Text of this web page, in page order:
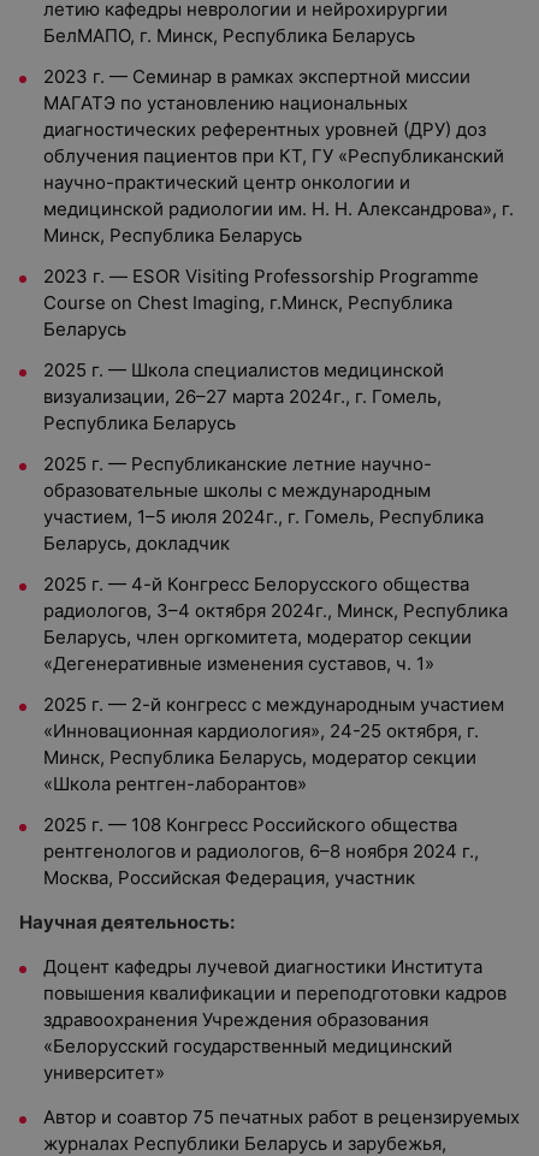
летию кафедры неврологии и нейрохирургии
БелМАПО, г. Минск, Республика Беларусь
2023 г. — Семинар в рамках экспертной миссии
МАГАТЭ по установлению национальных
диагностических референтных уровней (ДРУ) доз
облучения пациентов при КТ, ГУ «Республиканский
научно-практический центр онкологии и
медицинской радиологии им. Н. Н. Александрова», г.
Минск, Республика Беларусь
2023 г. — ESOR Visiting Professorship Programme
Course on Chest Imaging, г.Минск, Республика
Беларусь
2025 г. — Школа специалистов медицинской
визуализации, 26–27 марта 2024г., г. Гомель,
Республика Беларусь
2025 г. — Республиканские летние научно-
образовательные школы с международным
участием, 1–5 июля 2024г., г. Гомель, Республика
Беларусь, докладчик
2025 г. — 4-й Конгресс Белорусского общества
радиологов, 3–4 октября 2024г., Минск, Республика
Беларусь, член оргкомитета, модератор секции
«Дегенеративные изменения суставов, ч. 1»
2025 г. — 2-й конгресс с международным участием
«Инновационная кардиология», 24-25 октября, г.
Минск, Республика Беларусь, модератор секции
«Школа рентген-лаборантов»
2025 г. — 108 Конгресс Российского общества
рентгенологов и радиологов, 6–8 ноября 2024 г.,
Москва, Российская Федерация, участник
Научная деятельность:
Доцент кафедры лучевой диагностики Института
повышения квалификации и переподготовки кадров
здравоохранения Учреждения образования
«Белорусский государственный медицинский
университет»
Автор и соавтор 75 печатных работ в рецензируемых
журналах Республики Беларусь и зарубежья,